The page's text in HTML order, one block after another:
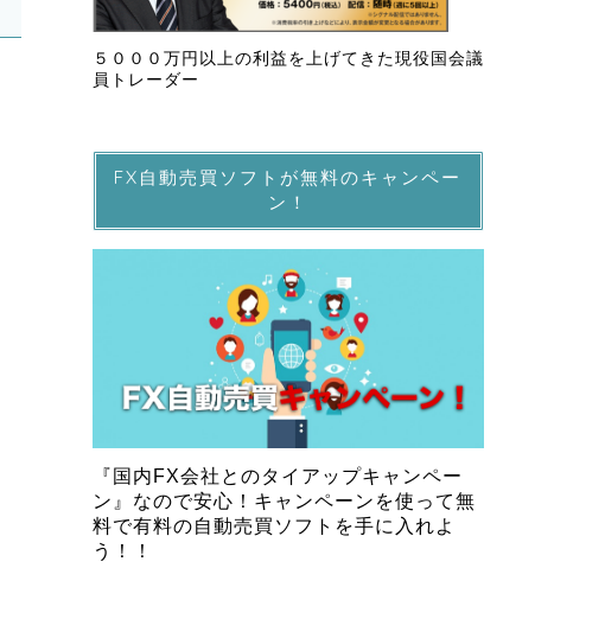
５０００万円以上の利益を上げてきた現役国会議
員トレーダー
FX自動売買ソフトが無料のキャンペー
ン！
『国内FX会社とのタイアップキャンペー
ン』なので安心！キャンペーンを使って無
料で有料の自動売買ソフトを手に入れよ
う！！